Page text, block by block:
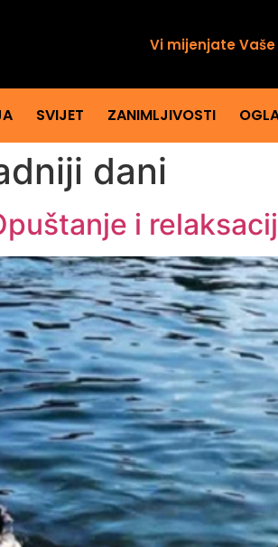
Vi mijenjate
SVIJET ZANIMLJIVOSTI
dani
i